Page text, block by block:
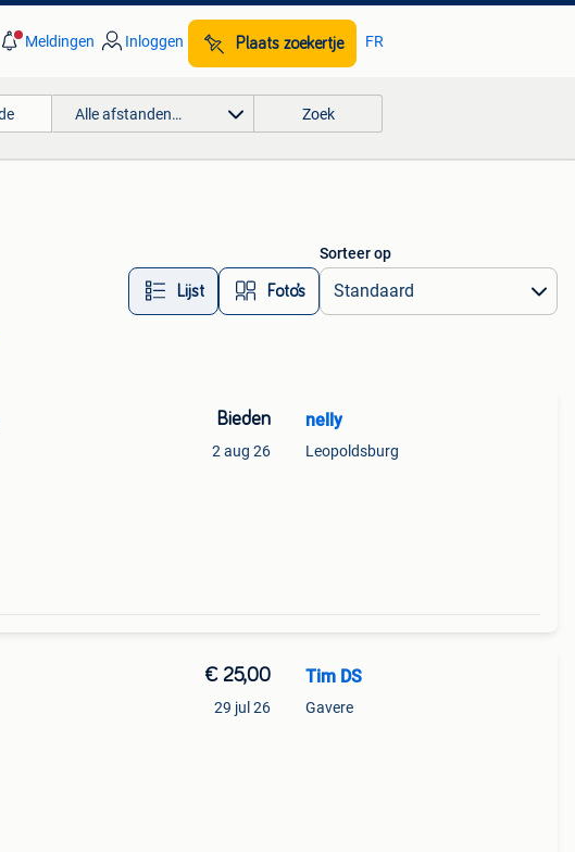
Meldingen Inloggen Plaats zoekertje FR
Alle afstanden… Zoek
Lijst Foto’s
Sorteer op
Bieden
2 aug 26
nelly
Leopoldsburg
€ 25,00
29 jul 26
Tim DS
Gavere